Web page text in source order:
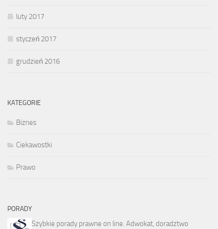
luty 2017
styczeń 2017
grudzień 2016
KATEGORIE
Biznes
Ciekawostki
Prawo
PORADY
Szybkie porady prawne on line. Adwokat, doradztwo